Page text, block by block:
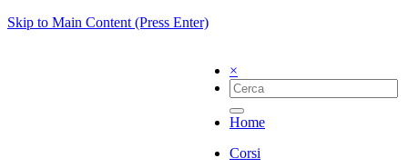
Skip to Main Content (Press Enter)
×
Home
Corsi